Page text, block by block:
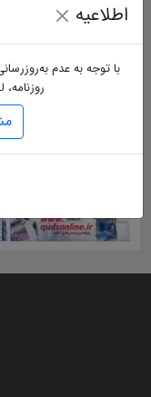
اطلاعیه
با توجه به عدم